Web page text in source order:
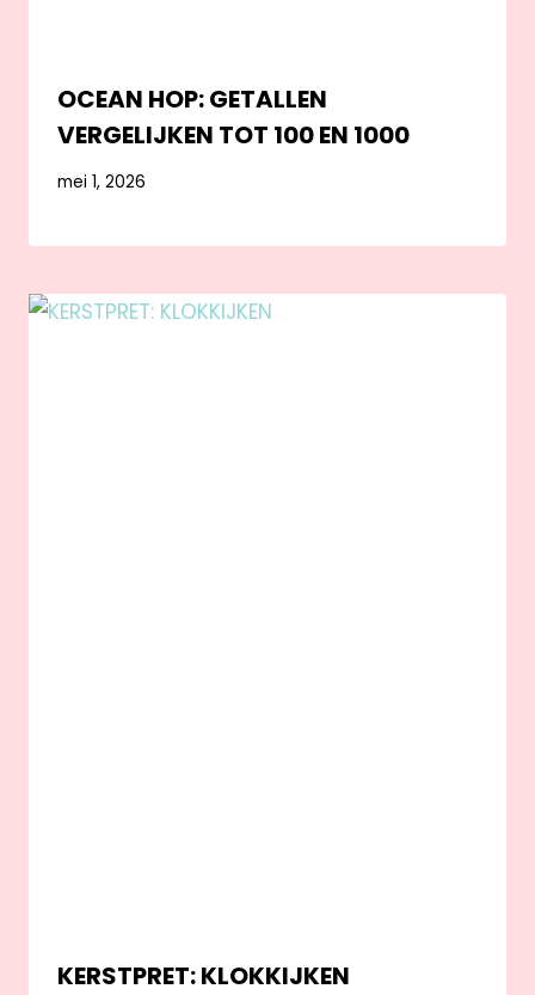
OCEAN HOP: GETALLEN
VERGELIJKEN TOT 100 EN 1000
mei 1, 2026
KERSTPRET: KLOKKIJKEN